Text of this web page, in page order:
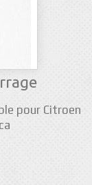
pour Citroen